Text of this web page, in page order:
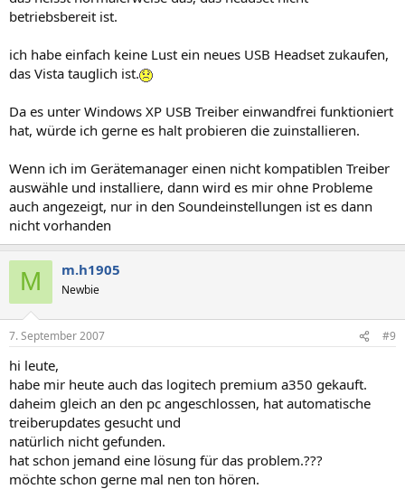
betriebsbereit ist.
ich habe einfach keine Lust ein neues USB Headset zukaufen,
das Vista tauglich ist.
Da es unter Windows XP USB Treiber einwandfrei funktioniert
hat, würde ich gerne es halt probieren die zuinstallieren.
Wenn ich im Gerätemanager einen nicht kompatiblen Treiber
auswähle und installiere, dann wird es mir ohne Probleme
auch angezeigt, nur in den Soundeinstellungen ist es dann
nicht vorhanden
M m.h1905
Newbie
7. September 2007 #9
hi leute,
habe mir heute auch das logitech premium a350 gekauft.
daheim gleich an den pc angeschlossen, hat automatische
treiberupdates gesucht und
natürlich nicht gefunden.
hat schon jemand eine lösung für das problem.???
möchte schon gerne mal nen ton hören.